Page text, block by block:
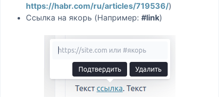
https://habr.com/ru/articles/719536/)
Ссылка на якорь (Например: #link)